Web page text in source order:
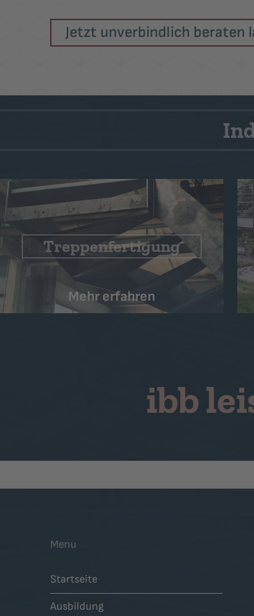
Jetzt unverbindlich beraten
Geländerfertigung
Mehr erfahren
ibb
Menu
Startseite
Ausbildung